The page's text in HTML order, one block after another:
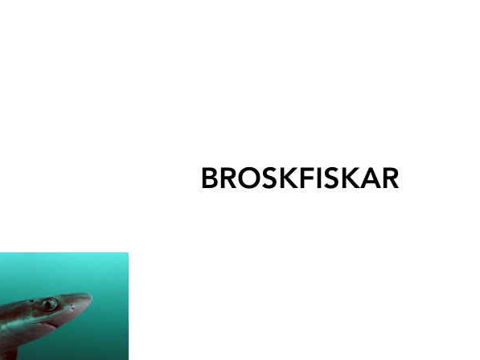
BROSKFISKAR